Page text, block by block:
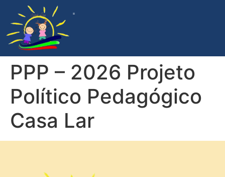
PPP – 2026 Projeto
Político Pedagógico
Casa Lar